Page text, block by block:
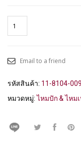
Email to a friend
รหัสสินค้า: 11-8104-
หมวดหมู่:ไหมปัก & ไหม